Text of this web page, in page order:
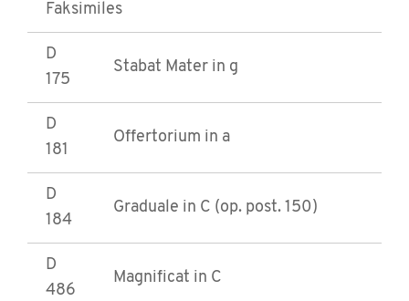
Faksimiles
D
175
Stabat Mater in g
D
181
Offertorium in a
D
184
Graduale in C (op. post. 150)
D
486
Magnificat in C